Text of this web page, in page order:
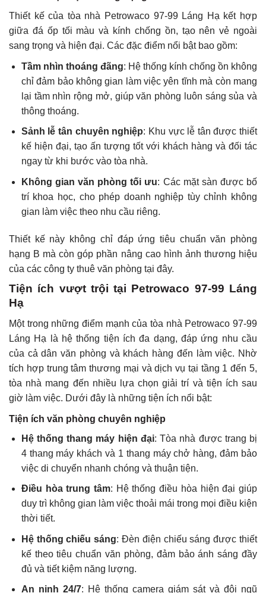
Thiết kế của tòa nhà Petrowaco 97-99 Láng Hạ kết hợp
giữa đá ốp tối màu và kính chống ồn, tạo nên vẻ ngoài
sang trọng và hiện đại. Các đặc điểm nổi bật bao gồm:
Tầm nhìn thoáng đãng: Hệ thống kính chống ồn không
chỉ đảm bảo không gian làm việc yên tĩnh mà còn mang
lại tầm nhìn rộng mở, giúp văn phòng luôn sáng sủa và
thông thoáng.
Sảnh lễ tân chuyên nghiệp: Khu vực lễ tân được thiết
kế hiện đại, tạo ấn tượng tốt với khách hàng và đối tác
ngay từ khi bước vào tòa nhà.
Không gian văn phòng tối ưu: Các mặt sàn được bố
trí khoa học, cho phép doanh nghiệp tùy chỉnh không
gian làm việc theo nhu cầu riêng.
Thiết kế này không chỉ đáp ứng tiêu chuẩn văn phòng
hạng B mà còn góp phần nâng cao hình ảnh thương hiệu
của các công ty thuê văn phòng tại đây.
Tiện ích vượt trội tại Petrowaco 97-99 Láng
Hạ
Một trong những điểm mạnh của tòa nhà Petrowaco 97-99
Láng Hạ là hệ thống tiện ích đa dạng, đáp ứng nhu cầu
của cả dân văn phòng và khách hàng đến làm việc. Nhờ
tích hợp trung tâm thương mại và dịch vụ tại tầng 1 đến 5,
tòa nhà mang đến nhiều lựa chọn giải trí và tiện ích sau
giờ làm việc. Dưới đây là những tiện ích nổi bật:
Tiện ích văn phòng chuyên nghiệp
Hệ thống thang máy hiện đại: Tòa nhà được trang bị
4 thang máy khách và 1 thang máy chở hàng, đảm bảo
việc di chuyển nhanh chóng và thuận tiện.
Điều hòa trung tâm: Hệ thống điều hòa hiện đại giúp
duy trì không gian làm việc thoải mái trong mọi điều kiện
thời tiết.
Hệ thống chiếu sáng: Đèn điện chiếu sáng được thiết
kế theo tiêu chuẩn văn phòng, đảm bảo ánh sáng đầy
đủ và tiết kiệm năng lượng.
An ninh 24/7: Hệ thống camera giám sát và đội ngũ